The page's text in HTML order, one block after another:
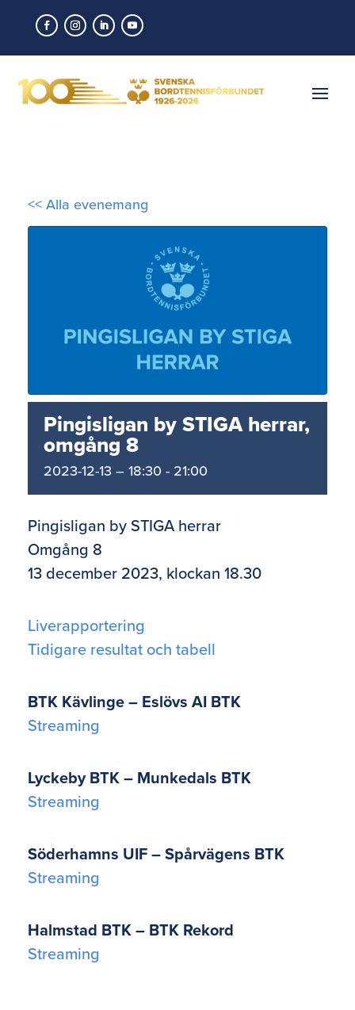
<< Alla evenemang
Pingisligan by STIGA herrar,
omgång 8
2023-12-13 – 18:30 - 21:00
Pingisligan by STIGA herrar
Omgång 8
13 december 2023, klockan 18.30
Liverapportering
Tidigare resultat och tabell
BTK Kävlinge – Eslövs AI BTK
Streaming
Lyckeby BTK – Munkedals BTK
Streaming
Söderhamns UIF – Spårvägens BTK
Streaming
Halmstad BTK – BTK Rekord
Streaming